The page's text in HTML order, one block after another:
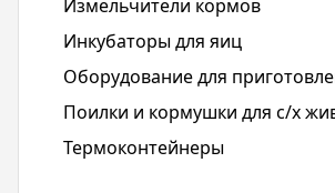
Измельчители кормов
Инкубаторы для яиц
Оборудование для
Поилки и кормушки для с/х
Термоконтейнеры